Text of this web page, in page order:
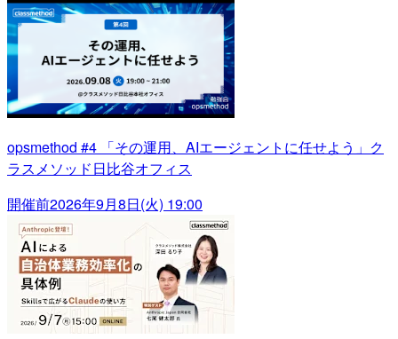
opsmethod #4 「その運用、AIエージェントに任せよう」ク
ラスメソッド日比谷オフィス
開催前2026年9月8日(火) 19:00